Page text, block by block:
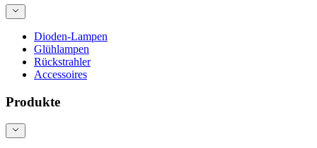
Dioden-Lampen
Glühlampen
Rückstrahler
Accessoires
Produkte